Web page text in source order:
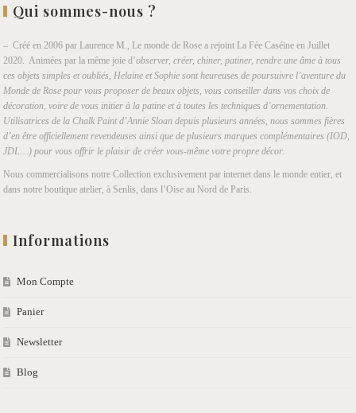
Qui sommes-nous ?
– Créé en 2006 par Laurence M., Le monde de Rose a rejoint La Fée Caséine en Juillet
2020. Animées par la même joie d’observer, créer, chiner, patiner, rendre une âme à tous
ces objets simples et oubliés, Helaine et Sophie sont heureuses de poursuivre l’aventure du
Monde de Rose pour vous proposer de beaux objets, vous conseiller dans vos choix de
décoration, voire de vous initier à la patine et à toutes les techniques d’ornementation.
Utilisatrices de la Chalk Paint d’Annie Sloan depuis plusieurs années, nous sommes fières
d’en être officiellement revendeuses ainsi que de plusieurs marques complémentaires (IOD,
JDL…) pour vous offrir le plaisir de créer vous-même votre propre décor.
Nous commercialisons notre Collection exclusivement par internet dans le monde entier, et
dans notre boutique atelier, à Senlis, dans l’Oise au Nord de Paris.
Informations
Mon Compte
Panier
Newsletter
Blog